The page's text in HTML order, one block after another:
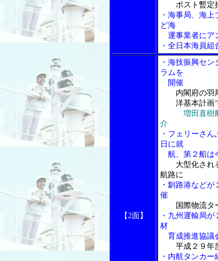
ポスト暫定
・海事局、海
ど海
運事業者にア
・全日本海員
【2面】
・海技振興セ
ラムを
開催
内閣府の羽尾
洋基本計画
増田直樹
介
・フェリーさ
日に就
航、第２船は
大型化さ
航路に
・釧路港など
催
国際物流タ
・九州運輸局
材
育成推進協議
平成２９年
・内航タンカ